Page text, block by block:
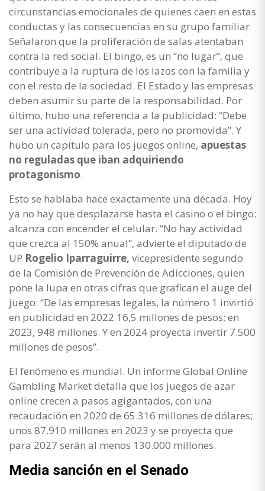
circunstancias emocionales de quienes caen en estas
conductas y las consecuencias en su grupo familiar
Señalaron que la proliferación de salas atentaban
contra la red social. El bingo, es un “no lugar”, que
contribuye a la ruptura de los lazos con la familia y
con el resto de la sociedad. El Estado y las empresas
deben asumir su parte de la responsabilidad. Por
último, hubo una referencia a la publicidad: “Debe
ser una actividad tolerada, pero no promovida”. Y
hubo un capítulo para los juegos online, apuestas
no reguladas que iban adquiriendo
protagonismo.
Esto se hablaba hace exactamente una década. Hoy
ya no hay que desplazarse hasta el casino o el bingo:
alcanza con encender el celular. “No hay actividad
que crezca al 150% anual”, advierte el diputado de
UP Rogelio Iparraguirre, vicepresidente segundo
de la Comisión de Prevención de Adicciones, quien
pone la lupa en otras cifras que grafican el auge del
juego: “De las empresas legales, la número 1 invirtió
en publicidad en 2022 16,5 millones de pesos; en
2023, 948 millones. Y en 2024 proyecta invertir 7.500
millones de pesos”.
El fenómeno es mundial. Un informe Global Online
Gambling Market detalla que los juegos de azar
online crecen a pasos agigantados, con una
recaudación en 2020 de 65.316 millones de dólares;
unos 87.910 millones en 2023 y se proyecta que
para 2027 serán al menos 130.000 millones.
Media sanción en el Senado